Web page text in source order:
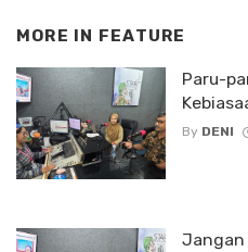
MORE IN FEATURE
Paru-
By DENI
Jangan